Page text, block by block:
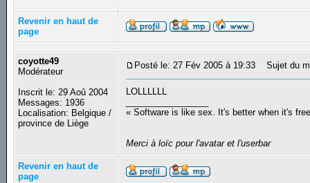
Revenir en haut de
page
coyotte49
Modérateur
Inscrit le: 29 Aoû 2004
Messages: 1936
Localisation: Belgique /
province de Liège
Posté le: 27 Fév 2005 à 19:33 Sujet du
LOLLLLLL
« Software is like sex. It's better when it's
Merci à loïc pour l'avatar et l'userbar
Revenir en haut de
page